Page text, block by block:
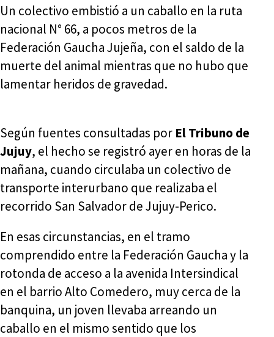
Un colectivo embistió a un caballo en la ruta
nacional N° 66, a pocos metros de la
Federación Gaucha Jujeña, con el saldo de la
muerte del animal mientras que no hubo que
lamentar heridos de gravedad.
Según fuentes consultadas por El Tribuno de
Jujuy, el hecho se registró ayer en horas de la
mañana, cuando circulaba un colectivo de
transporte interurbano que realizaba el
recorrido San Salvador de Jujuy-Perico.
En esas circunstancias, en el tramo
comprendido entre la Federación Gaucha y la
rotonda de acceso a la avenida Intersindical
en el barrio Alto Comedero, muy cerca de la
banquina, un joven llevaba arreando un
caballo en el mismo sentido que los